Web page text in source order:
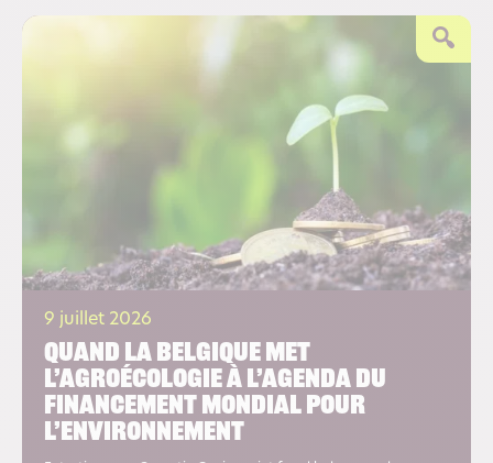
9 juillet 2026
Quand la Belgique met
l’agroécologie à l’agenda du
financement mondial pour
l’environnement